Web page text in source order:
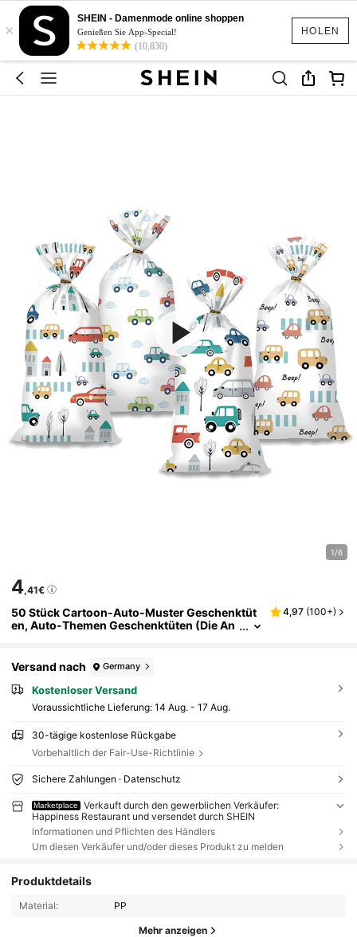
HOLEN
×
SHEIN - Damenmode online shoppen
Genießen Sie App-Special!
(10,830)
1/6
4,41€
50 Stück Cartoon-Auto-Muster Geschenktüt
en, Auto-Themen Geschenktüten (Die An
nfest, Partydekoration Zubehör, Geschenkver
packungszubehör
4,97 (100+)
Versand nach Germany
Kostenloser Versand
Voraussichtliche Lieferung: 14 Aug. - 17 Aug.
30-tägige kostenlose Rückgabe
Vorbehaltlich der Fair-Use-Richtlinie
Sichere Zahlungen · Datenschutz
Marketplace
Verkauft durch den gewerblichen Verkäufer:
Happiness Restaurant und versendet durch SHEIN
Informationen und Pflichten des Händlers
Um diesen Verkäufer und/oder dieses Produkt zu melden
Produktdetails
Material: PP
Mehr anzeigen